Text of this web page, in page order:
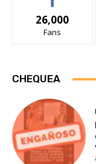
26,000
Fans
CHEQUEA